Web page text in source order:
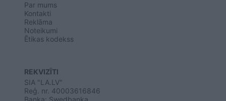
Par mums
Kontakti
Reklāma
Noteikumi
Ētikas kodekss
REKVIZĪTI
SIA "LA.LV"
Reģ. nr. 40003616846